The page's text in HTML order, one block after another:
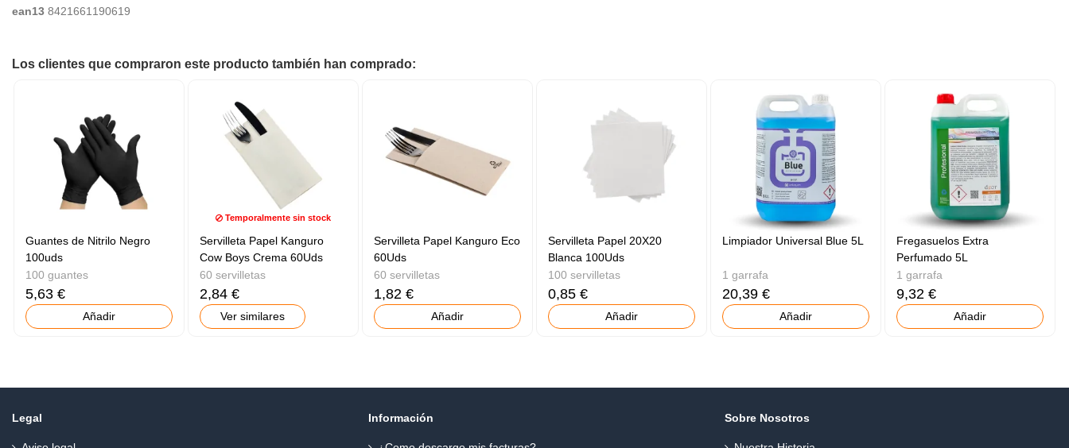
ean13 8421661190619
Los clientes que compraron este producto también han comprado:
Guantes de Nitrilo Negro
100uds
100 guantes
5,63 €
Añadir
Temporalmente sin stock
Servilleta Papel Kanguro
Cow Boys Crema 60Uds
60 servilletas
2,84 €
Ver similares
Servilleta Papel Kanguro Eco
60Uds
60 servilletas
1,82 €
Añadir
Servilleta Papel 20X20
Blanca 100Uds
100 servilletas
0,85 €
Añadir
Limpiador Universal Blue 5L
1 garrafa
20,39 €
Añadir
Fregasuelos Extra
Perfumado 5L
1 garrafa
9,32 €
Añadir
Legal Información Sobre Nosotros